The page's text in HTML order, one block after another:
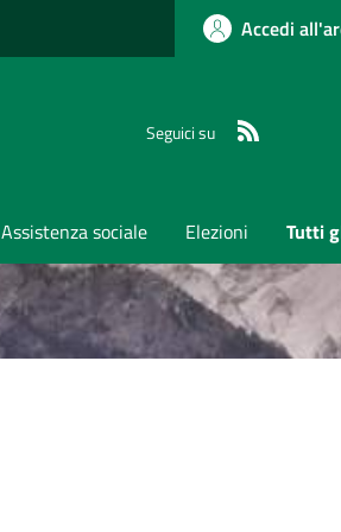
Accedi
Seguici su
Assistenza sociale Elezioni Tutti